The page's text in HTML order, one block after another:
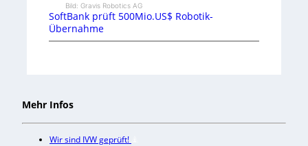
Bild: Gravis Robotics AG
SoftBank prüft 500Mio.US$ Robotik-
Übernahme
Mehr Infos
Wir sind IVW geprüft!